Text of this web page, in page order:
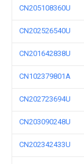
CN205108360U
CN202526540U
CN201642838U
CN102379801A
CN202723694U
CN203090248U
CN202342433U